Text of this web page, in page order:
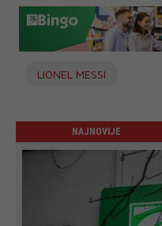
LIONEL MESSI
NAJNOVIJE